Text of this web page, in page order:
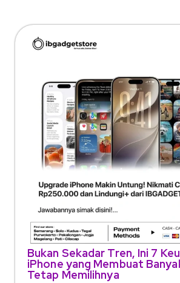
Bukan Sekadar Tren, Ini 7
iPhone yang Membuat
Tetap Memilihnya